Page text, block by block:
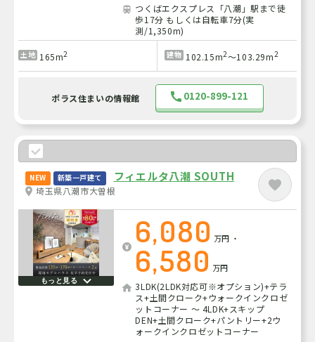
つくばエクスプレス「八潮」駅まで徒
歩17分 もしくは自転車7分(実
測/1,350m)
土地 165m2 建物 102.15m2～103.29m2
ポラス住まいの情報館 0120-899-121
NEW 新築一戸建て フィエルタ八潮 SOUTH
埼玉県八潮市大曽根
もっと見る
6,080 万円 ・
6,580 万円
3LDK(2LDK対応可※オプション)+テラ
ス+土間クローク+ウォークインクロゼ
ットコーナー ～ 4LDK+スキップ
DEN+土間クローク+パントリー+2ウ
ォークインクロゼットコーナー